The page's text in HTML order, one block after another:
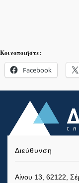
Κοινοποιήστε:
Facebook
Διεύθυνση
Αίνου 13, 62122,